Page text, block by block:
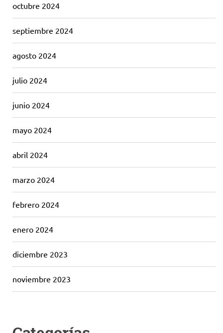
octubre 2024
septiembre 2024
agosto 2024
julio 2024
junio 2024
mayo 2024
abril 2024
marzo 2024
febrero 2024
enero 2024
diciembre 2023
noviembre 2023